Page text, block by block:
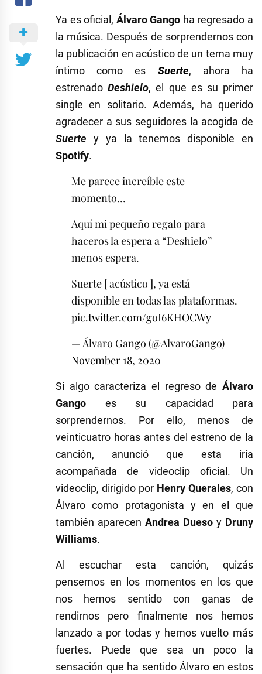
Ya es oficial, Álvaro Gango ha regresado a
la música. Después de sorprendernos con
la publicación en acústico de un tema muy
íntimo como es Suerte, ahora ha
estrenadoDeshielo, el que es su primer
single en solitario. Además, ha querido
agradecer a sus seguidores la acogida de
Suerte y ya la tenemos disponible en
Spotify.
Me parece increíble este
momento…
Aquí mi pequeño regalo para
haceros la espera a “Deshielo”
menos espera.
Suerte [ acústico ], ya está
disponible en todas las plataformas.
pic.twitter.com/goI6KHOCWy
— Álvaro Gango (@AlvaroGango)
November 18, 2020
Si algo caracteriza el regreso de Álvaro
Gango es su capacidad para
sorprendernos. Por ello, menos de
veinticuatro horas antes del estreno de la
canción, anunció que esta iría
acompañada de videoclip oficial. Un
videoclip, dirigido por Henry Querales, con
Álvaro como protagonista y en el que
también aparecen Andrea Dueso y Druny
Williams.
Al escuchar esta canción, quizás
pensemos en los momentos en los que
nos hemos sentido con ganas de
rendirnos pero finalmente nos hemos
lanzado a por todas y hemos vuelto más
fuertes. Puede que sea un poco la
sensación que ha sentido Álvaro en estos